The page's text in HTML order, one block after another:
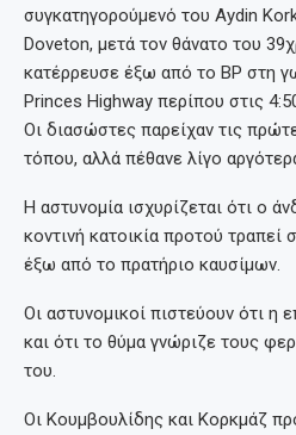
συγκατηγορούμενό του Aydin
Doveton, μετά τον θάνατο του
κατέρρευσε έξω από το BP στη
Princes Highway περίπου στις
Οι διασώστες παρείχαν τις
τόπου, αλλά πέθανε λίγο
Η αστυνομία ισχυρίζεται ότι ο
κοντινή κατοικία προτού τραπεί
έξω από το πρατήριο καυσίμων.
Οι αστυνομικοί πιστεύουν ότι η
και ότι το θύμα γνώριζε τους
του.
Οι Κουμβουλίδης και Κορκμάζ